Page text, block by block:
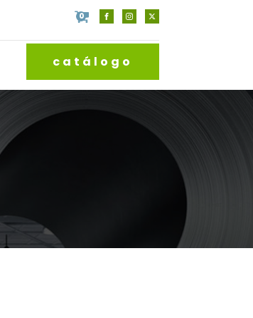
0
catálogo